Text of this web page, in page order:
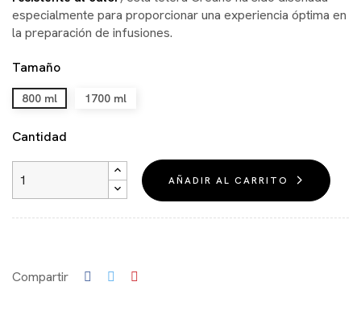
especialmente para proporcionar una experiencia óptima en
la preparación de infusiones.
Tamaño
800 ml 1700 ml
Cantidad
AÑADIR AL CARRITO
Compartir